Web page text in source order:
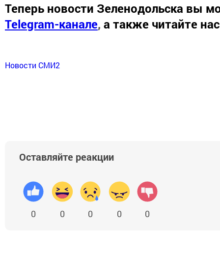
Теперь новости Зеленодольска вы
Telegram-канале, а также читайте
Новости СМИ2
Оставляйте реакции
0 0 0 0 0